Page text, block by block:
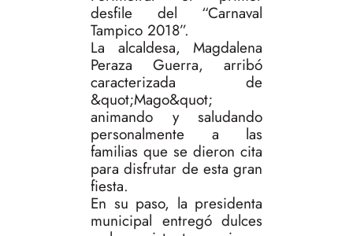
desfile del “Carnaval
Tampico 2018”.
La alcaldesa, Magdalena
Peraza Guerra, arribó
caracterizada de
&quot;Mago&quot;
animando y saludando
personalmente a las
familias que se dieron cita
para disfrutar de esta gran
fiesta.
En su paso, la presidenta
municipal entregó dulces